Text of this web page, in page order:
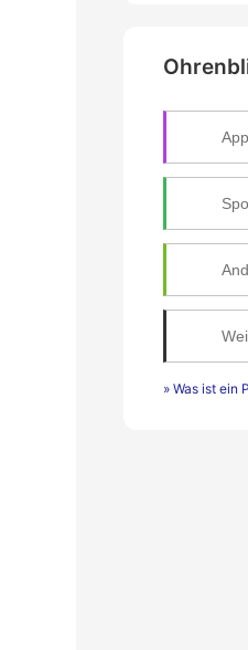
n
c
» Was ist ein